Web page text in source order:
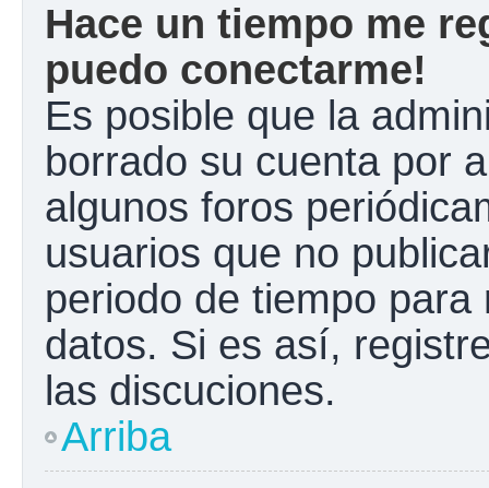
Hace un tiempo me
puedo conectarme!
Es posible que la
borrado su cuenta por
algunos foros
usuarios que no
periodo de tiempo
datos. Si es así,
las discuciones.
Arriba